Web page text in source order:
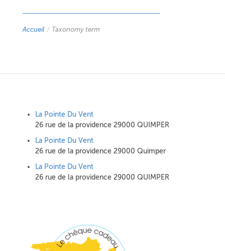
Accueil / Taxonomy term
La Pointe Du Vent
26 rue de la providence 29000 QUIMPER
La Pointe Du Vent
26 rue de la providence 29000 Quimper
La Pointe Du Vent
26 rue de la providence 29000 QUIMPER